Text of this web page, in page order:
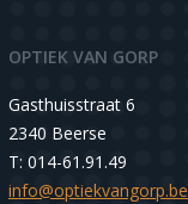
OPTIEK VAN GORP
Gasthuisstraat 6
2340 Beerse
T: 014-61.91.49
info@optiekvangorp.be